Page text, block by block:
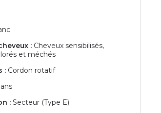
: Cheveux sensibilisés,
et méchés
: Cordon rotatif
: Secteur (Type E)